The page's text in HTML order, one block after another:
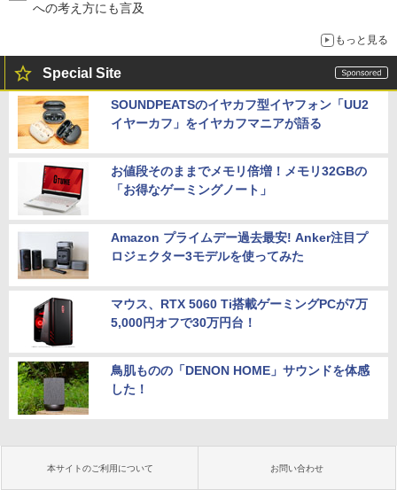
への考え方にも言及
もっと見る
Special Site
SOUNDPEATSのイヤカフ型イヤフォン「UU2
イヤーカフ」をイヤカフマニアが語る
お値段そのままでメモリ倍増！メモリ32GBの
「お得なゲーミングノート」
Amazon プライムデー過去最安! Anker注目プ
ロジェクター3モデルを使ってみた
マウス、RTX 5060 Ti搭載ゲーミングPCが7万
5,000円オフで30万円台！
鳥肌ものの「DENON HOME」サウンドを体感
した！
本サイトのご利用について お問い合わせ